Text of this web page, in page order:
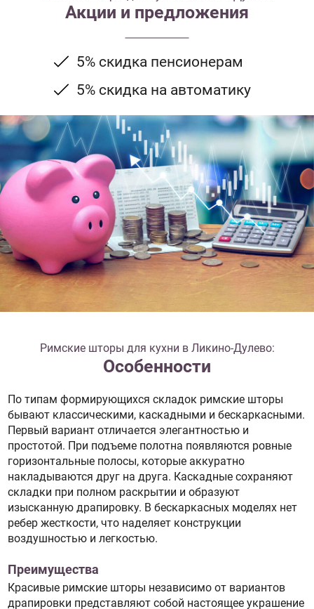
Акции и предложения
5% скидка пенсионерам
5% скидка на автоматику
Римские шторы для кухни в Ликино-Дулево:
Особенности
По типам формирующихся складок римские шторы
бывают классическими, каскадными и бескаркасными.
Первый вариант отличается элегантностью и
простотой. При подъеме полотна появляются ровные
горизонтальные полосы, которые аккуратно
накладываются друг на друга. Каскадные сохраняют
складки при полном раскрытии и образуют
изысканную драпировку. В бескаркасных моделях нет
ребер жесткости, что наделяет конструкции
воздушностью и легкостью.
Преимущества
Красивые римские шторы независимо от вариантов
драпировки представляют собой настоящее украшение